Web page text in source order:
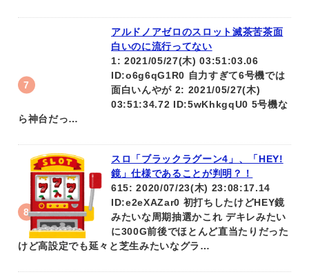
アルドノアゼロのスロット滅茶苦茶面
白いのに流行ってない
1: 2021/05/27(木) 03:51:03.06
ID:o6g6qG1R0 自力すぎて6号機では
面白いんやが 2: 2021/05/27(木)
03:51:34.72 ID:5wKhkgqU0 5号機な
ら神台だっ…
スロ「ブラックラグーン4」、「HEY!
鏡」仕様であることが判明？！
615: 2020/07/23(木) 23:08:17.14
ID:e2eXAZar0 初打ちしたけどHEY鏡
みたいな周期抽選かこれ デキレみたい
に300G前後でほとんど直当たりだった
けど高設定でも延々と芝生みたいなグラ…